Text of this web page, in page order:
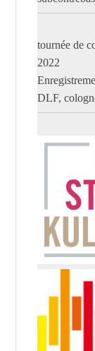
tournée de
2022
DLF,